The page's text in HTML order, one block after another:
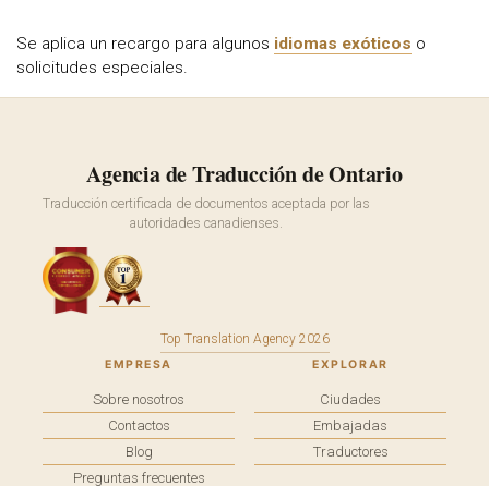
Se aplica un recargo para algunos idiomas exóticos o
solicitudes especiales.
Agencia de Traducción de Ontario
Traducción certificada de documentos aceptada por las
autoridades canadienses.
Top Translation Agency 2026
EMPRESA
Sobre nosotros
Contactos
Blog
Preguntas frecuentes
EXPLORAR
Ciudades
Embajadas
Traductores